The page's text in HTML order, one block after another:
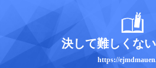
決して難しくな
https://